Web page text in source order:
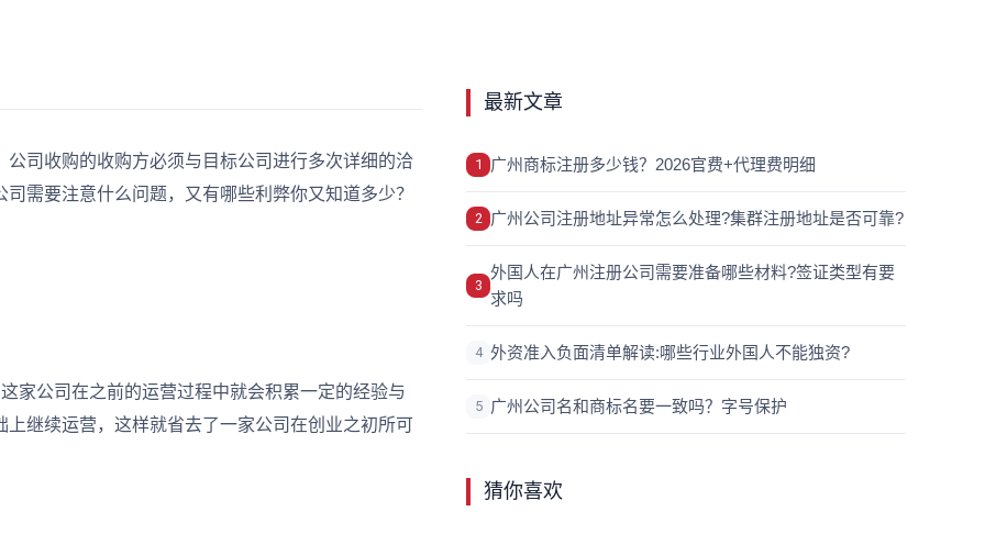
收购的收购方必须与目标公司进行多次详细的洽
需要注意什么问题，又有哪些利弊你又知道多少？
公司在之前的运营过程中就会积累一定的经验与
继续运营，这样就省去了一家公司在创业之初所可
最新文章
1 广州商标注册多少钱？2026官费+代理费明细
2 广州公司注册地址异常怎么处理?集群注册地址是否可靠?
3
外国人在广州注册公司需要准备哪些材料?签证类型有要
求吗
4 外资准入负面清单解读:哪些行业外国人不能独资?
5 广州公司名和商标名要一致吗？字号保护
猜你喜欢